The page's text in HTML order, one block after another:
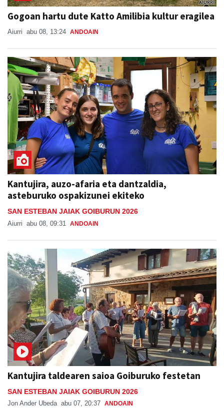
Gogoan hartu dute Katto Amilibia kultur eragilea
Aiurri abu 08, 13:24 ANDOAIN
Kantujira, auzo-afaria eta dantzaldia,
asteburuko ospakizunei ekiteko
SAN ESTEBAN JAIAK GOIBURUN 2026
Aiurri abu 08, 09:31 ANDOAIN
Kantujira taldearen saioa Goiburuko festetan
SAN ESTEBAN JAIAK GOIBURUN 2026
Jon Ander Ubeda abu 07, 20:37 ANDOAIN